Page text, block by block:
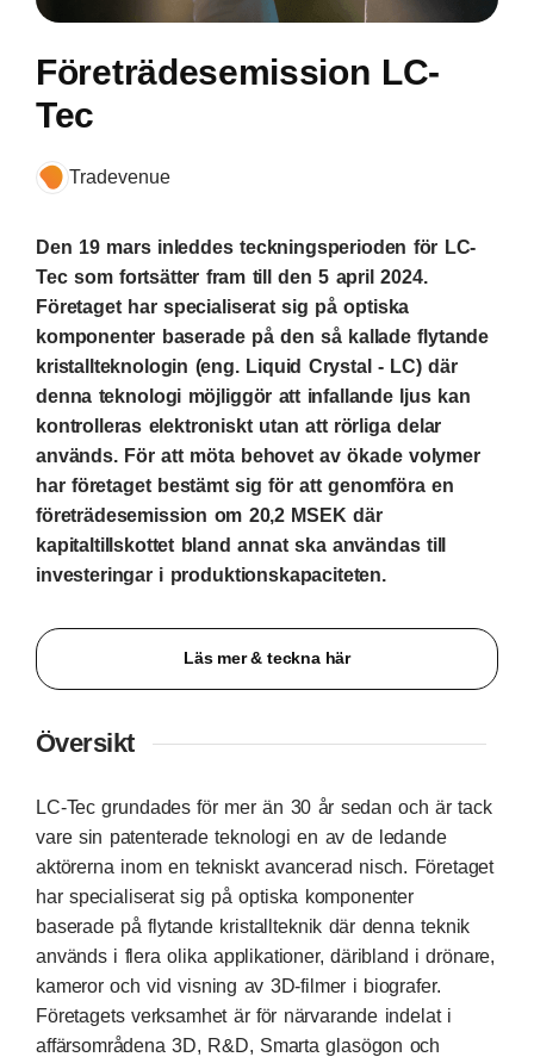
Företrädesemission LC-
Tec
Tradevenue
Den 19 mars inleddes teckningsperioden för LC-
Tec som fortsätter fram till den 5 april 2024.
Företaget har specialiserat sig på optiska
komponenter baserade på den så kallade flytande
kristallteknologin (eng. Liquid Crystal - LC) där
denna teknologi möjliggör att infallande ljus kan
kontrolleras elektroniskt utan att rörliga delar
används. För att möta behovet av ökade volymer
har företaget bestämt sig för att genomföra en
företrädesemission om 20,2 MSEK där
kapitaltillskottet bland annat ska användas till
investeringar i produktionskapaciteten.
Läs mer & teckna här
Översikt
LC-Tec grundades för mer än 30 år sedan och är tack
vare sin patenterade teknologi en av de ledande
aktörerna inom en tekniskt avancerad nisch. Företaget
har specialiserat sig på optiska komponenter
baserade på flytande kristallteknik där denna teknik
används i flera olika applikationer, däribland i drönare,
kameror och vid visning av 3D-filmer i biografer.
Företagets verksamhet är för närvarande indelat i
affärsområdena 3D, R&D, Smarta glasögon och